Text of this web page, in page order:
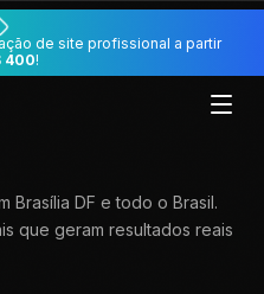
de site profissional a partir
400!
Brasília DF e todo o Brasil.
que geram resultados reais